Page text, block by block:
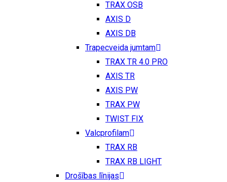
TRAX OSB
AXIS D
AXIS DB
Trapecveida jumtam
TRAX TR 4.0 PRO
AXIS TR
AXIS PW
TRAX PW
TWIST FIX
Valcprofilam
TRAX RB
TRAX RB LIGHT
Drošības līnijas